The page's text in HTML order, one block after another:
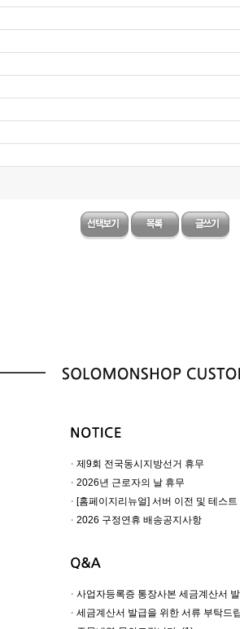
· 제9회 전국동시지방선거 휴무
· 2026년 근로자의 날 휴무
· [홈페이지리뉴얼] 서버 이전 및 테스트
· 2026 구정연휴 배송공지사항
· 사업자등록증 통장사본 세금계산서
· 세금계산서 발급을 위한 서류 부탁드